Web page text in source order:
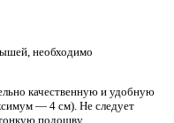
необходимо
качественную и удобную
— 4 см). Не следует
подошву.